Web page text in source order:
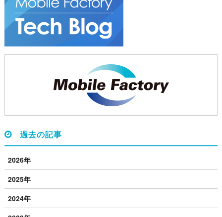
過去の記事
2026年
2025年
2024年